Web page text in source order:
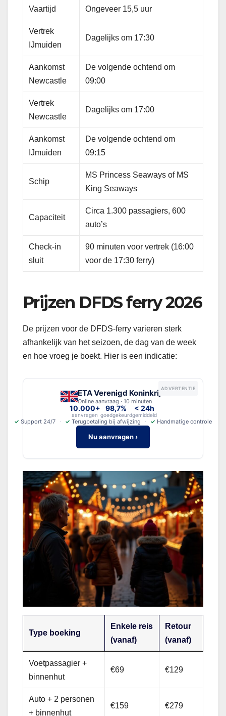
Vaartijd Ongeveer 15,5 uur
Vertrek
IJmuiden
Dagelijks om 17:30
Aankomst
Newcastle
De volgende ochtend om
09:00
Vertrek
Newcastle
Dagelijks om 17:00
Aankomst
IJmuiden
De volgende ochtend om
09:15
Schip
MS Princess Seaways of MS
King Seaways
Capaciteit
Circa 1.300 passagiers, 600
auto’s
Check-in
sluit
90 minuten voor vertrek (16:00
voor de 17:30 ferry)
Prijzen DFDS ferry 2026
De prijzen voor de DFDS-ferry varieren sterk
afhankelijk van het seizoen, de dag van de week
en hoe vroeg je boekt. Hier is een indicatie:
ADVERTENTIE
ETA Verenigd Koninkrijk
Online aanvraag · 10 minuten
10.000+
aanvragen
98,7%
goedgekeurd
< 24h
gemiddeld
✓ Support 24/7 ✓ Terugbetaling bij afwijzing ✓ Handmatige controle
Nu aanvragen ›
Type boeking
Enkele reis
(vanaf)
Retour
(vanaf)
Voetpassagier +
binnenhut
€69 €129
Auto + 2 personen
+ binnenhut
€159 €279